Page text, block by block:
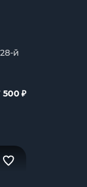
й
500 ₽